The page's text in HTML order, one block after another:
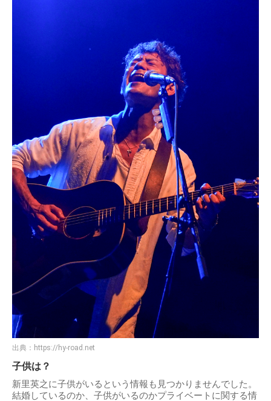
出典： https://hy-road.net
子供は？
新里英之に子供がいるという情報も見つかりませんでした。
結婚しているのか、子供がいるのかプライベートに関する情